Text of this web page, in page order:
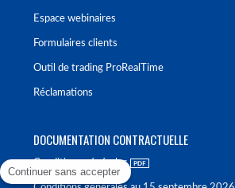
Espace webinaires
Formulaires clients
Outil de trading ProRealTime
Réclamations
DOCUMENTATION CONTRACTUELLE
Conditions générales
Continuer sans accepter